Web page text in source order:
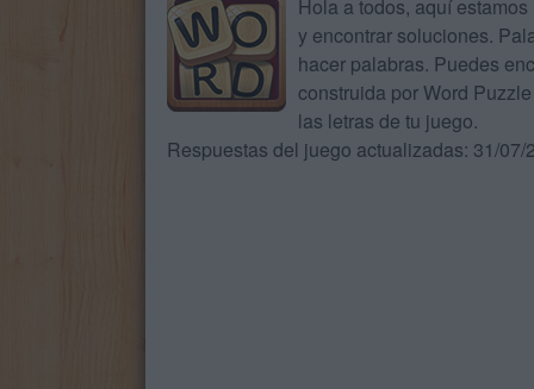
Hola a todos, aquí
y encontrar soluciones.
hacer palabras. Puedes
construida por Word
las letras de tu juego.
Respuestas del juego actualizadas: 31/07/